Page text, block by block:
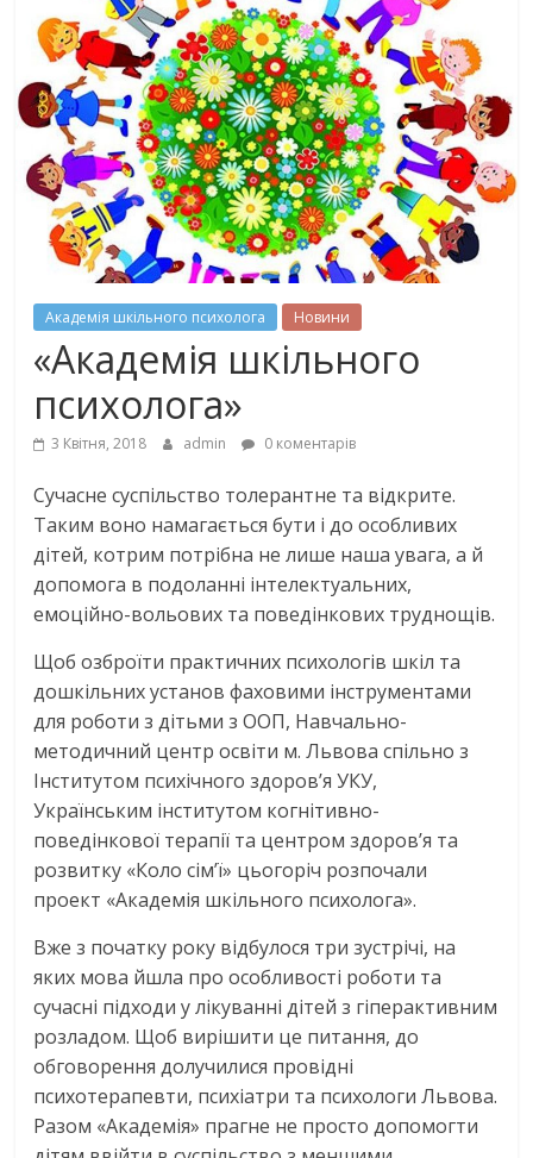
Академія шкільного психолога Новини
«Академія шкільного
психолога»
3 Квітня, 2018 admin 0 коментарів
Сучасне суспільство толерантне та відкрите.
Таким воно намагається бути і до особливих
дітей, котрим потрібна не лише наша увага, а й
допомога в подоланні інтелектуальних,
емоційно-вольових та поведінкових труднощів.
Щоб озброїти практичних психологів шкіл та
дошкільних установ фаховими інструментами
для роботи з дітьми з ООП, Навчально-
методичний центр освіти м. Львова спільно з
Інститутом психічного здоров’я УКУ,
Українським інститутом когнітивно-
поведінкової терапії та центром здоров’я та
розвитку «Коло сім’ї» цьогоріч розпочали
проект «Академія шкільного психолога».
Вже з початку року відбулося три зустрічі, на
яких мова йшла про особливості роботи та
сучасні підходи у лікуванні дітей з гіперактивним
розладом. Щоб вирішити це питання, до
обговорення долучилися провідні
психотерапевти, психіатри та психологи Львова.
Разом «Академія» прагне не просто допомогти